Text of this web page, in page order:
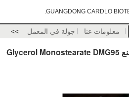
GUANGDONG CARDLO
معلومات عنا جولة في المعمل >>
مضافات البوليمر سعر المصنع Glycerol Monostearate DMG95